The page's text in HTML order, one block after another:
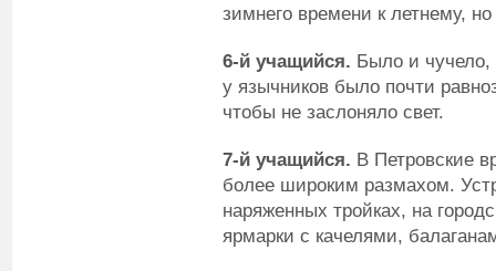
зимнего времени к летнему,
6-й учащийся. Было и чучело,
у язычников было почти
чтобы не заслоняло свет.
7-й учащийся. В Петровские
более широким размахом.
наряженных тройках, на
ярмарки с качелями,